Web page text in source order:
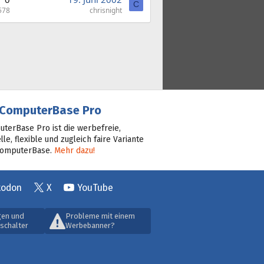
chrisnight
C
Pro
Pro ist die werbefreie,
flexible und zugleich faire Variante
Mehr dazu!
X YouTube
und
Probleme mit einem
Werbebanner?